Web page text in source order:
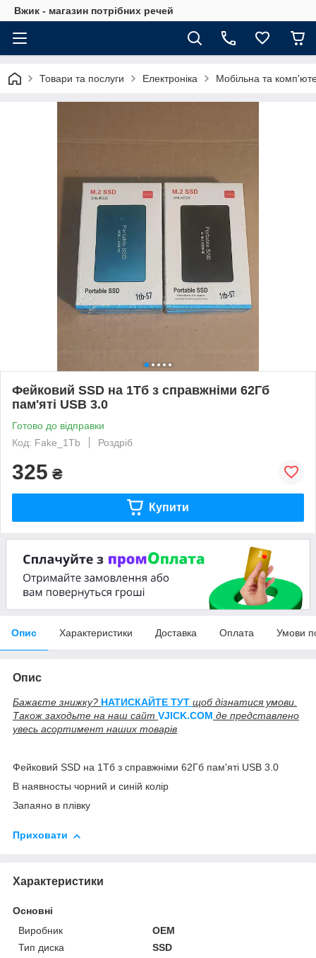
Вжик - магазин потрiбних речей
Товари та послуги Електроніка Мобільна та
Фейковий SSD на 1Тб з справжніми 62Гб
пам'яті USB 3.0
Готово до відправки
Код: Fake_1Tb
Роздріб
325 ₴
Купити
Опис Характеристики Доставка Оплата Умови
Опис
Бажаєте знижку? НАТИСКАЙТЕ ТУТ щоб дізнатися умови.
Також заходьте на наш сайт VJICK.COM де представлено
увесь асортимент наших товарів
Фейковий SSD на 1Тб з справжніми 62Гб пам'яті USB 3.0
В наявносты чорний и синій колір
Запаяно в плівку
Приховати
Характеристики
Основні
Виробник
OEM
Тип диска
SSD